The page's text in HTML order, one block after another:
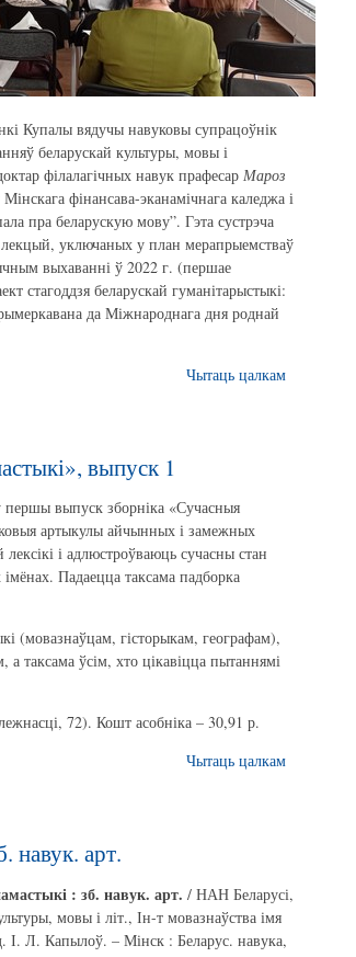
Купалы вядучы навуковы супрацоўнік
беларускай культуры, мовы і
філалагічных навук прафесар Мароз
фінансава-эканамічнага каледжа і
пра беларускую мову”. Гэта сустрэча
уключаных у план мерапрыемстваў
выхаванні ў 2022 г. (першае
стагоддзя беларускай гуманітарыстыкі:
да Міжнароднага дня роднай
Чытаць цалкам
выпуск 1
выпуск зборніка «Сучасныя
артыкулы айчынных і замежных
і адлюстроўваюць сучасны стан
Падаецца таксама падборка
(мовазнаўцам, гісторыкам, географам),
таксама ўсім, хто цікавіцца пытаннямі
72). Кошт асобніка – 30,91 р.
Чытаць цалкам
навук. арт.
: зб. навук. арт. / НАН Беларусі,
мовы і літ., Ін-т мовазнаўства імя
І. Л. Капылоў. – Мінск : Беларус. навука,